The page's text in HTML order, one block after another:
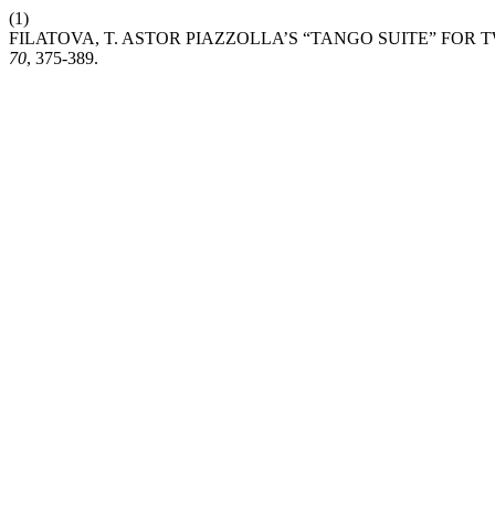
(1)
FILATOVA, T. ASTOR PIAZZOLLA’S “TANGO SUITE” FOR
70, 375-389.